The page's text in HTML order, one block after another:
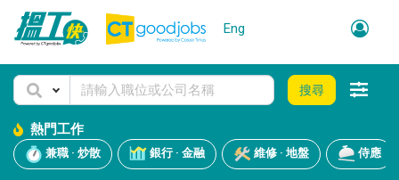
Eng
搜尋
熱門工作
兼職 · 炒散 銀行 · 金融 維修 · 地盤 侍應